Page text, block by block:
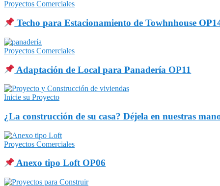
Proyectos Comerciales
Techo para Estacionamiento de Towhnhouse
Proyectos Comerciales
Adaptación de Local para Panadería OP11
Inicie su Proyecto
¿La construcción de su casa? Déjela en nuestras
Proyectos Comerciales
Anexo tipo Loft OP06